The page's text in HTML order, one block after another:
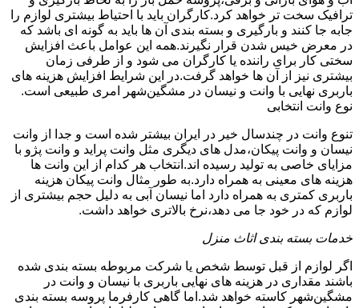
ترافیک سخت تر خواهد کرد.کارگران باید با احتیاط بیشتری لوازم را
جابه جا کنند و بارگیری و بسته بندی آن ها باید به گونه ای باشد که
در معرض خیس شدن قرار نگیرند.همه این عوامل باعث افزایش
سختی کار برای راننده یا کارگران می شود و از طرفی زمان
بیشتری نیز از آن ها خواهد گرفت.در این شرایط افزایش هزینه های
باربری نهایی با وانت و نیسان در مشگین‌شهر امری طبیعی است.
نوع وانت انتخابی
تنوع وانت در چندسال خیر در ایران بیشتر شده است و جدا از وانت
نیسان و وانت پیکان،مدل های دیگری مثل وانت پراید و وانت پژو با
مزایای خاصی به تولید رسیده اند.انتخاب هر کدام از این وانت ها
هزینه های معینی به همراه دارد.به طور مثال وانت پیکان هزینه
باربری کمتری به همراه دارد اما نیسان آبی به دلیل حجم بیشتری از
لوازم که در خود جا می دهد،نرخ بالاتری خواهد داشت.
خدمات بسته بندی اثاث منزل
اگر لوازم از قبل توسط شخص یا شرکت مربوطه بسته بندی شده
باشند مقداری در هزینه های نهایی باربری با نیسان و وانت در
مشگین‌شهر کاسته خواهد شد.اما گاهی کارفرما پروسه بسته بندی